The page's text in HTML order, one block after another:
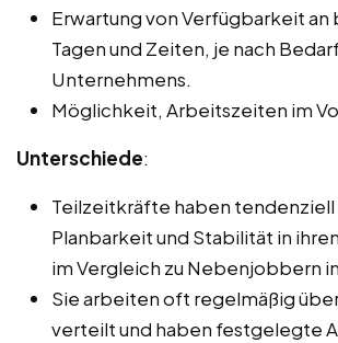
Erwartung von Verfügbarkeit
Tagen und Zeiten, je nach
Unternehmens.
Möglichkeit, Arbeitszeiten im
Unterschiede:
Teilzeitkräfte haben
Planbarkeit und Stabilität in
im Vergleich zu Nebenjobbern
Sie arbeiten oft regelmäßig
verteilt und haben festgelegte